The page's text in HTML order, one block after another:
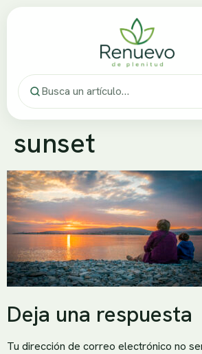
sunset
Deja una respuesta
Tu dirección de correo electrónico no